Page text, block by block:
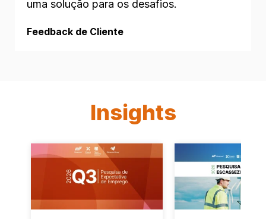
uma solução para os desafios.
Feedback de Cliente
Insights